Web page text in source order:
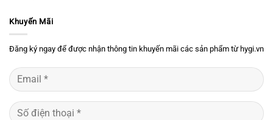
Khuyến Mãi
Đăng ký ngay để được nhận thông tin khuyến mãi các sản phẩm từ hygi.vn